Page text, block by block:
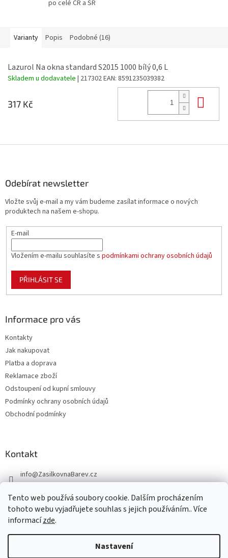
Tento web používá soubory cookie. Dalším procházením
tohoto webu vyjadřujete souhlas s jejich používáním.. Více
informacízde.
Nastavení
po celé ČR a SR
Varianty Popis Podobné (16)
Lazurol Na okna standard S2015 1000 bílý 0,6 L
Skladem u dodavatele | 217302EAN: 8591235039382
317 Kč
Odebírat newsletter
Vložte svůj e-mail a my vám budeme zasílat informace o nových
produktech na našem e-shopu.
E-mail
Vložením e-mailu souhlasíte s podmínkami ochrany osobních údajů
PŘIHLÁSIT SE
Informace pro vás
Kontakty
Jak nakupovat
Platba a doprava
Reklamace zboží
Odstoupení od kupní smlouvy
Podmínky ochrany osobních údajů
Obchodní podmínky
Kontakt
info@ZasilkovnaBarev.cz
Vytvořil Shoptet